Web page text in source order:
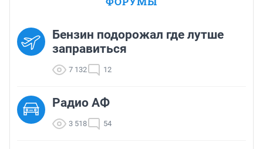
Бензин подорожал где лутше
заправиться
7 132 12
Радио АФ
3 518 54